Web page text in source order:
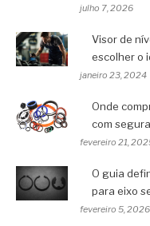
julho 7, 2026
Visor de
escolher o
janeiro 23, 2024
Onde
com
fevereiro 21,
O guia
para eixo
fevereiro 5, 2026